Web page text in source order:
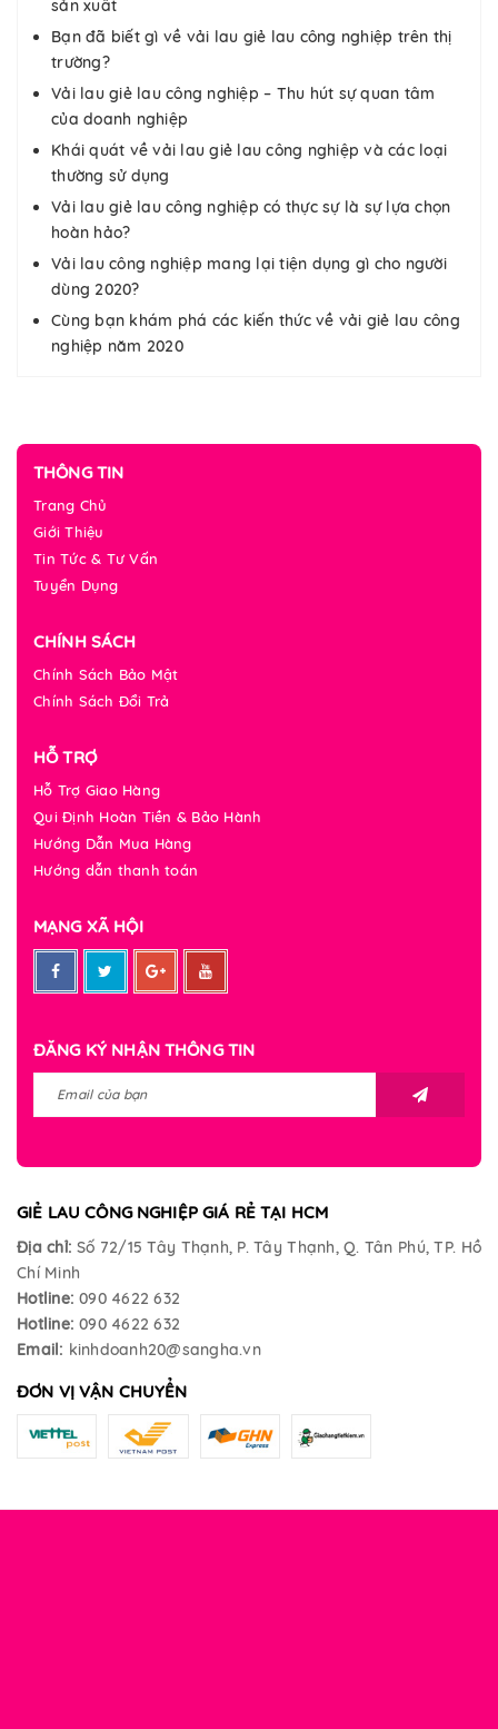
sản xuất
Bạn đã biết gì về vải lau giẻ lau công nghiệp trên thị
trường?
Vải lau giẻ lau công nghiệp – Thu hút sự quan tâm
của doanh nghiệp
Khái quát về vải lau giẻ lau công nghiệp và các loại
thường sử dụng
Vải lau giẻ lau công nghiệp có thực sự là sự lựa chọn
hoàn hảo?
Vải lau công nghiệp mang lại tiện dụng gì cho người
dùng 2020?
Cùng bạn khám phá các kiến thức về vải giẻ lau công
nghiệp năm 2020
THÔNG TIN
Trang Chủ
Giới Thiệu
Tin Tức & Tư Vấn
Tuyển Dụng
CHÍNH SÁCH
Chính Sách Bảo Mật
Chính Sách Đổi Trả
HỖ TRỢ
Hỗ Trợ Giao Hàng
Qui Định Hoàn Tiền & Bảo Hành
Hướng Dẫn Mua Hàng
Hướng dẫn thanh toán
MẠNG XÃ HỘI
ĐĂNG KÝ NHẬN THÔNG TIN
GIẺ LAU CÔNG NGHIỆP GIÁ RẺ TẠI HCM
Địa chỉ: Số 72/15 Tây Thạnh, P. Tây Thạnh, Q. Tân Phú, TP. Hồ
Chí Minh
Hotline: 090 4622 632
Hotline: 090 4622 632
Email: kinhdoanh20@sangha.vn
ĐƠN VỊ VẬN CHUYỂN